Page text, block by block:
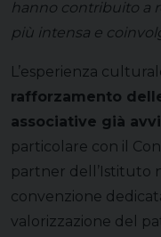
hanno contribuito a
più intensa e
L’esperienza
rafforzamento
associative già
particolare con il
partner dell’Istituto
convenzione
valorizzazione del